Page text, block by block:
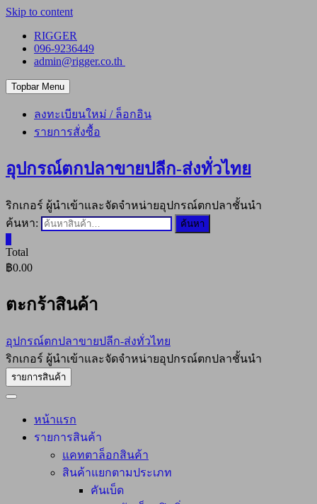
Skip to content
RIGGER
096-9236449
admin@rigger.co.th
Topbar Menu
ลงทะเบียนใหม่ / ล็อกอิน
รายการสั่งซื้อ
อุปกรณ์ตกปลาขายปลีก-ส่งทั่วไทย
ริกเกอร์ ผู้นำเข้าและจัดจำหน่ายอุปกรณ์ตกปลาชั้นนำ
ค้นหา:
ค้นหา
Total
฿0.00
ตะกร้าสินค้า
อุปกรณ์ตกปลาขายปลีก-ส่งทั่วไทย
ริกเกอร์ ผู้นำเข้าและจัดจำหน่ายอุปกรณ์ตกปลาชั้นนำ
รายการสินค้า
หน้าแรก
รายการสินค้า
แคทตาล็อกสินค้า
สินค้าแยกตามประเภท
คันเบ็ด